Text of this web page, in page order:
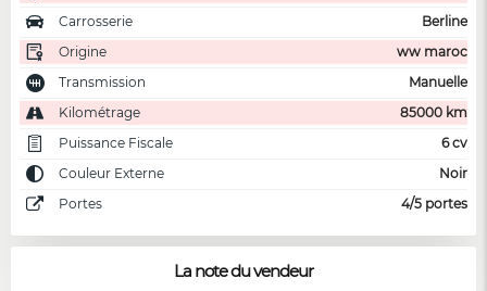
Carrosserie
Berline
Origine
ww maroc
Transmission
Manuelle
Kilométrage
85000 km
Puissance Fiscale
6 cv
Couleur Externe
Noir
Portes
4/5 portes
La note du vendeur